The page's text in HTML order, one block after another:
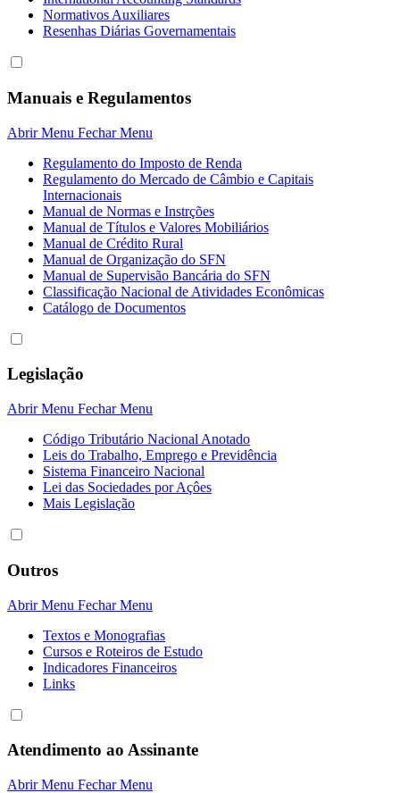
Normativos Auxiliares
Resenhas Diárias Governamentais
Manuais e Regulamentos
Abrir Menu Fechar Menu
Regulamento do Imposto de Renda
Regulamento do Mercado de Câmbio e Capitais
Internacionais
Manual de Normas e Instrções
Manual de Títulos e Valores Mobiliários
Manual de Crédito Rural
Manual de Organização do SFN
Manual de Supervisão Bancária do SFN
Classificação Nacional de Atividades Econômicas
Catálogo de Documentos
Legislação
Abrir Menu Fechar Menu
Código Tributário Nacional Anotado
Leis do Trabalho, Emprego e Previdência
Sistema Financeiro Nacional
Lei das Sociedades por Açôes
Mais Legislação
Outros
Abrir Menu Fechar Menu
Textos e Monografias
Cursos e Roteiros de Estudo
Indicadores Financeiros
Links
Atendimento ao Assinante
Abrir Menu Fechar Menu